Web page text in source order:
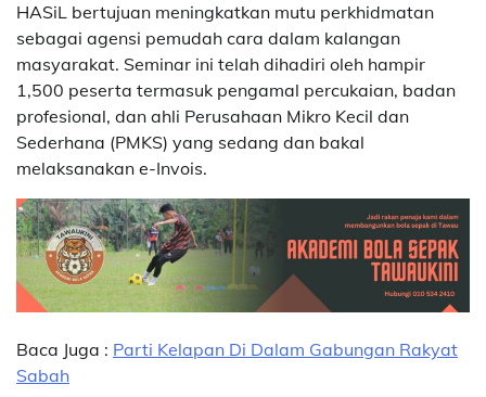
HASiL bertujuan meningkatkan mutu perkhidmatan
sebagai agensi pemudah cara dalam kalangan
masyarakat. Seminar ini telah dihadiri oleh hampir
1,500 peserta termasuk pengamal percukaian, badan
profesional, dan ahli Perusahaan Mikro Kecil dan
Sederhana (PMKS) yang sedang dan bakal
melaksanakan e-Invois.
Baca Juga : Parti Kelapan Di Dalam Gabungan Rakyat
Sabah